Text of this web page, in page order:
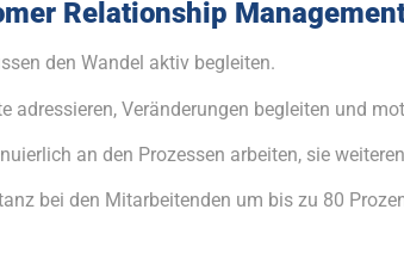
Relationship
den Wandel aktiv begleiten.
Veränderungen begleiten und
an den Prozessen arbeiten, sie
bei den Mitarbeitenden um bis zu 80